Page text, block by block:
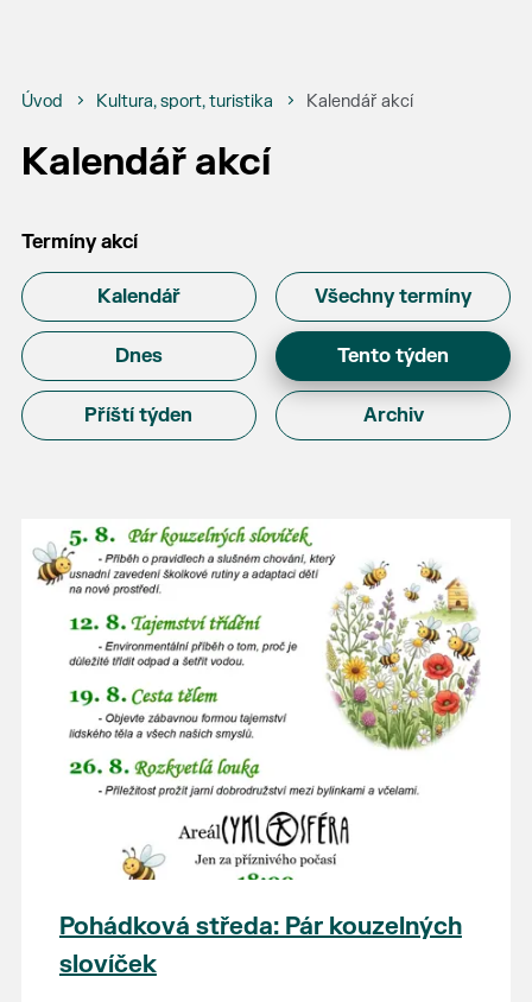
Úvod Kultura, sport, turistika Kalendář akcí
Kalendář akcí
Termíny akcí
Kalendář Všechny termíny
Dnes Tento týden
Příští týden Archiv
Pohádková středa: Pár kouzelných
slovíček